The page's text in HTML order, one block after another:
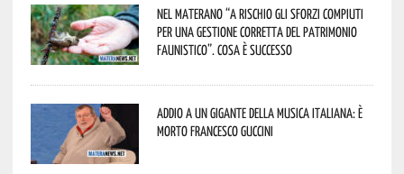
Nel materano “a rischio gli sforzi compiuti
per una gestione corretta del patrimonio
faunistico”. Cosa è successo
Addio a un gigante della musica italiana: è
morto Francesco Guccini